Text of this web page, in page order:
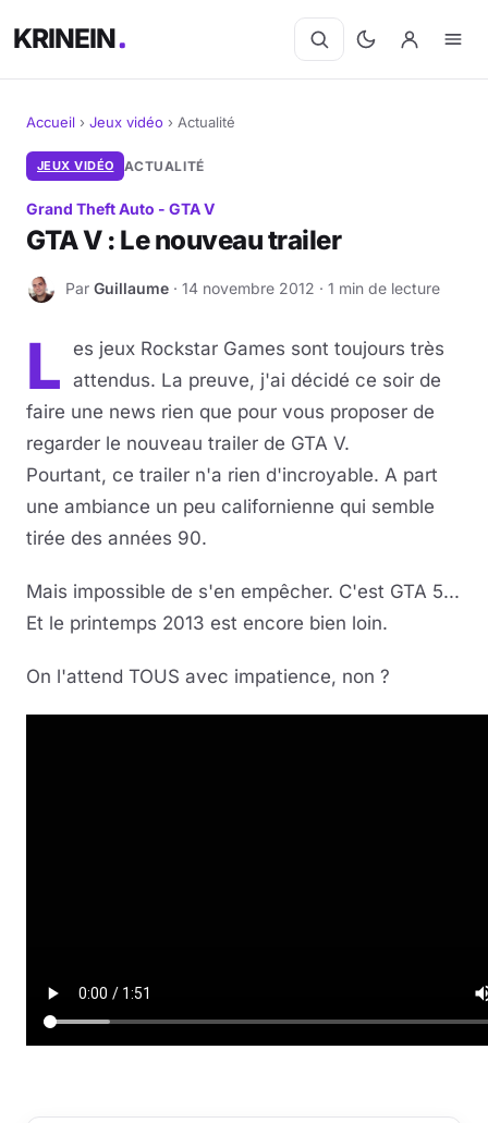
KRINEIN
Cinéma
Séries
Livres
Jeux vidéo
Jeux de société
Musique
Sortir
Sciences & Tech
Accueil › Jeux vidéo › Actualité
JEUX VIDÉO ACTUALITÉ
Grand Theft Auto - GTA V
GTA V : Le nouveau trailer
G Par Guillaume · 14 novembre 2012 · 1 min de lecture
L
es jeux Rockstar Games sont toujours très
attendus. La preuve, j'ai décidé ce soir de
faire une news rien que pour vous proposer de
regarder le nouveau trailer de GTA V.
Pourtant, ce trailer n'a rien d'incroyable. A part
une ambiance un peu californienne qui semble
tirée des années 90.
Mais impossible de s'en empêcher. C'est GTA 5...
Et le printemps 2013 est encore bien loin.
On l'attend TOUS avec impatience, non ?